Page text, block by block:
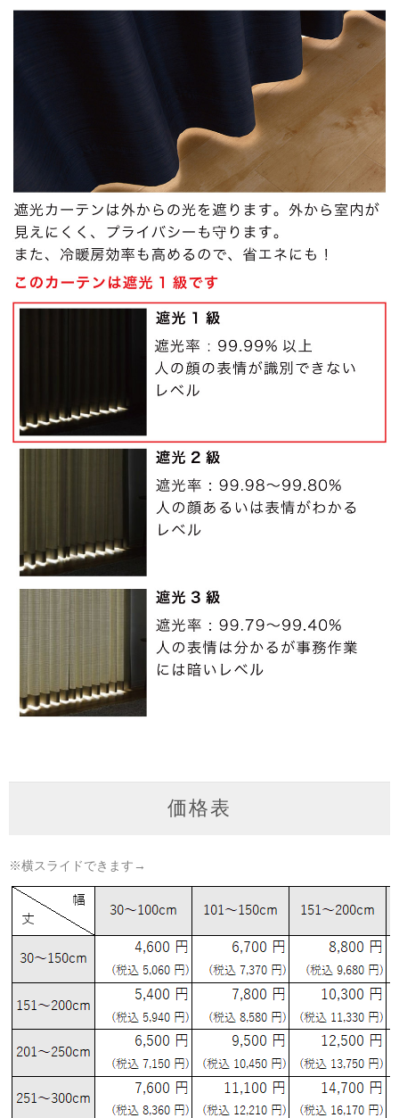
価格表
※横スライドできます→